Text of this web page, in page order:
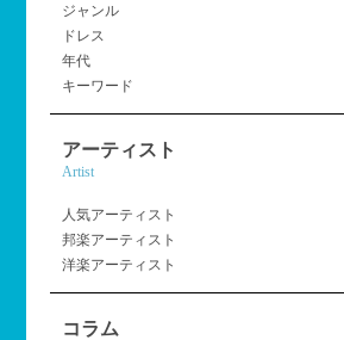
ジャンル
ドレス
年代
キーワード
アーティスト
Artist
人気アーティスト
邦楽アーティスト
洋楽アーティスト
コラム